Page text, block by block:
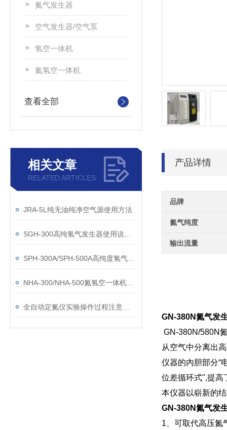
氮气发生器
空气发生器/空气泵
氢空一体机
氮氢空一体机
查看全部
相关文章
RELATED ARTICLES
JRA-5L纯无油纯净空气源使用方法
产品详情
品牌
氮气纯度
输出流量
GN-380N氮气发
GN-380N/580N
从空气中分离出
仪器的內胆部分“
位差循环式",提高
本仪器以崭新的
GN-380N氮气发
1、可取代高压氮